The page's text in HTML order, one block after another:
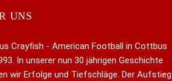
UNS
Crayfish - American Football in Cottbus
In unserer nun 30 jährigen Geschichte
wir Erfolge und Tiefschläge. Der Aufstieg